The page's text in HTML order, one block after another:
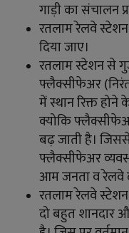
गाड़ी का संचालन
रतलाम रेलवे
दिया जाए।
रतलाम स्टेशन से
फ्लैक्सीफेअर
में स्थान रिक्त
क्योकि
बढ़ जाती है।
फ्लैक्सीफेअर
आम जनता व रेलवे
रतलाम रेलवे स्टेशन
दो बहुत शानदार